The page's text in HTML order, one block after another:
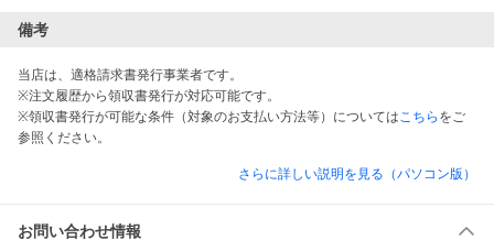
備考
当店は、適格請求書発行事業者です。
※注文履歴から領収書発行が対応可能です。
※領収書発行が可能な条件（対象のお支払い方法等）については こちら をご
参照ください。
さらに詳しい説明を見る（パソコン版）
お問い合わせ情報